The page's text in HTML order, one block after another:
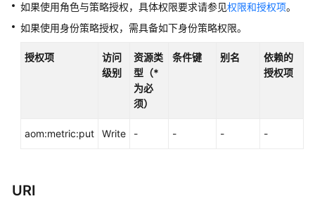
门
户
佳
API
如果使用角色与策略授权，具体权限要求请参见权限和授权项。
如果使用身份策略授权，需具备如下身份策略权限。
授权项
访问
级别
资源类
型（*
为必
须）
条件键 别名
依赖的
授权项
aom:metric:put Write - - - -
URI